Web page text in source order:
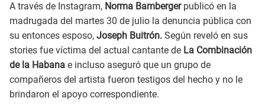
A través de Instagram, Norma Bamberger publicó en la
madrugada del martes 30 de julio la denuncia pública con
su entonces esposo, Joseph Buitrón. Según reveló en sus
stories fue víctima del actual cantante de La Combinación
de la Habana e incluso aseguró que un grupo de
compañeros del artista fueron testigos del hecho y no le
brindaron el apoyo correspondiente.